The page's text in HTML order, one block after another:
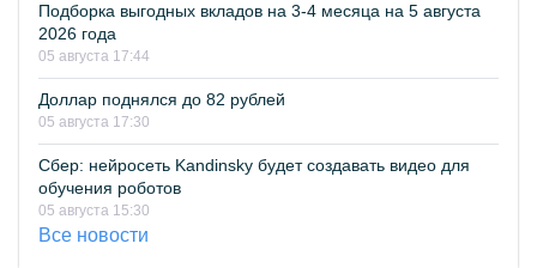
Подборка выгодных вкладов на 3-4 месяца на 5 августа
2026 года
05 августа 17:44
Доллар поднялся до 82 рублей
05 августа 17:30
Сбер: нейросеть Kandinsky будет создавать видео для
обучения роботов
05 августа 15:30
Все новости